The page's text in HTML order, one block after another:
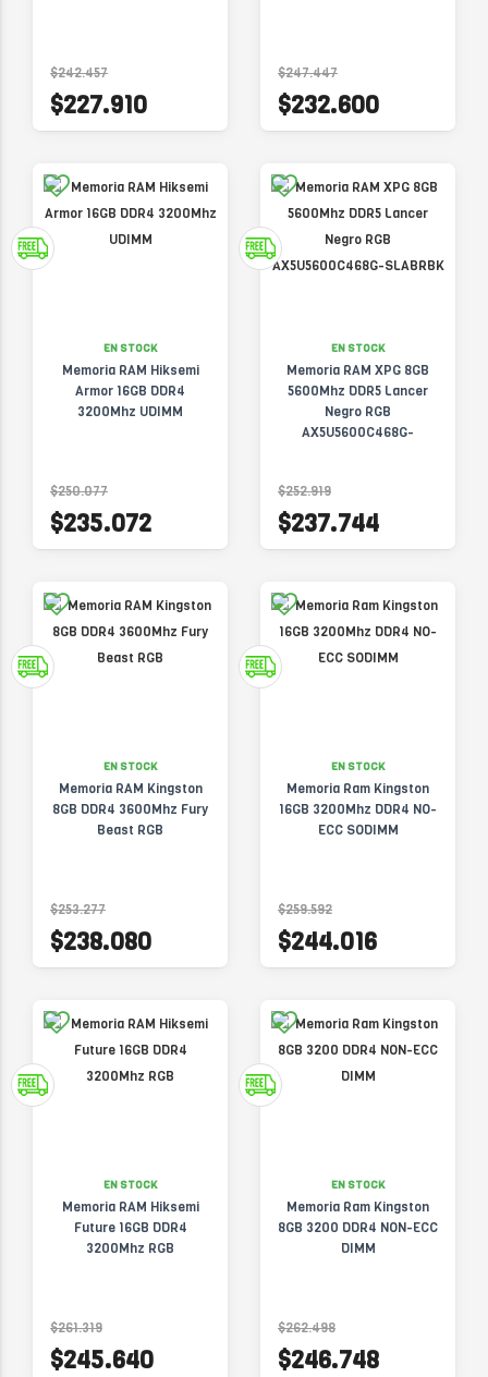
$242.457
$227.910
$247.447
$232.600
EN STOCK
Memoria RAM Hiksemi
Armor 16GB DDR4
3200Mhz UDIMM
$250.077
$235.072
EN STOCK
Memoria RAM XPG 8GB
5600Mhz DDR5 Lancer
Negro RGB
AX5U5600C468G-
$252.919
$237.744
EN STOCK
Memoria RAM Kingston
8GB DDR4 3600Mhz Fury
Beast RGB
$253.277
$238.080
EN STOCK
Memoria Ram Kingston
16GB 3200Mhz DDR4 NO-
ECC SODIMM
$259.592
$244.016
EN STOCK
Memoria RAM Hiksemi
Future 16GB DDR4
3200Mhz RGB
$261.319
$245.640
EN STOCK
Memoria Ram Kingston
8GB 3200 DDR4 NON-ECC
DIMM
$262.498
$246.748